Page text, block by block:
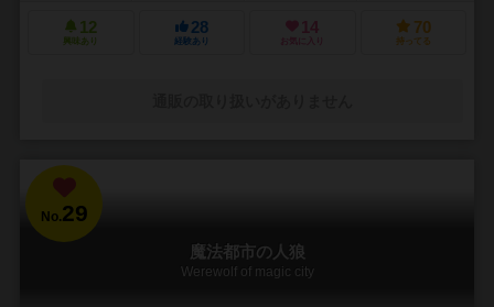
12
興味あり
28
経験あり
14
お気に入り
70
持ってる
No.29
魔法都市の人狼
Werewolf of magic city